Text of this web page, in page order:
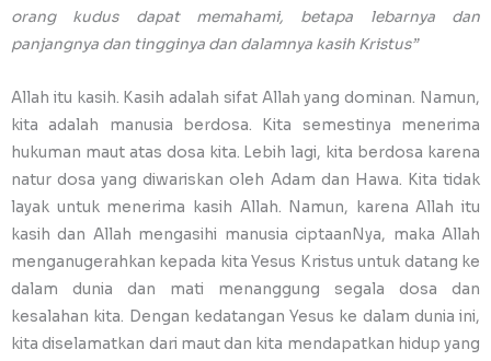
orang kudus dapat memahami, betapa lebarnya dan
panjangnya dan tingginya dan dalamnya kasih Kristus”
Allah itu kasih. Kasih adalah sifat Allah yang dominan. Namun,
kita adalah manusia berdosa. Kita semestinya menerima
hukuman maut atas dosa kita. Lebih lagi, kita berdosa karena
natur dosa yang diwariskan oleh Adam dan Hawa. Kita tidak
layak untuk menerima kasih Allah. Namun, karena Allah itu
kasih dan Allah mengasihi manusia ciptaanNya, maka Allah
menganugerahkan kepada kita Yesus Kristus untuk datang ke
dalam dunia dan mati menanggung segala dosa dan
kesalahan kita. Dengan kedatangan Yesus ke dalam dunia ini,
kita diselamatkan dari maut dan kita mendapatkan hidup yang